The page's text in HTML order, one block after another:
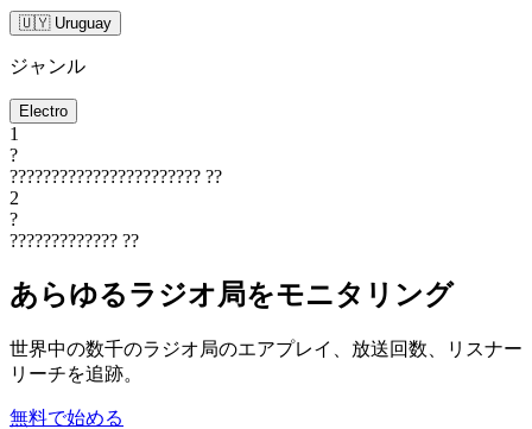
🇺🇾 Uruguay
ジャンル
Electro
1
?
??????????????????????? ??
2
?
????????????? ??
あらゆるラジオ局をモニタリング
世界中の数千のラジオ局のエアプレイ、放送回数、リスナー
リーチを追跡。
無料で始める